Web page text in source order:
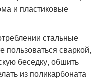
и пластиковые
стальные
пользоваться сваркой,
беседку, обшить
из поликарбоната